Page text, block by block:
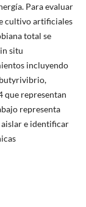
Para evaluar
cultivo artificiales
total se
situ
incluyendo
que representan
representa
e identificar